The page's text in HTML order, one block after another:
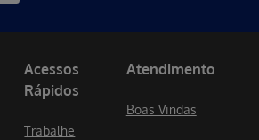
Acessos
Rápidos
Trabalhe
Atendimento
Boas Vindas